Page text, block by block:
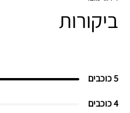
ביקורות
5 כוכבים
4 כוכבים